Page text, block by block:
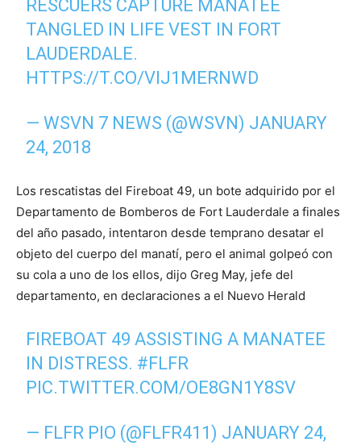
RESCUERS CAPTURE MANATEE
TANGLED IN LIFE VEST IN FORT
LAUDERDALE.
HTTPS://T.CO/VIJ1MERNWD
— WSVN 7 NEWS (@WSVN) JANUARY
24, 2018
Los rescatistas del Fireboat 49, un bote adquirido por el
Departamento de Bomberos de Fort Lauderdale a finales
del año pasado, intentaron desde temprano desatar el
objeto del cuerpo del manatí, pero el animal golpeó con
su cola a uno de los ellos, dijo Greg May, jefe del
departamento, en declaraciones a el Nuevo Herald
FIREBOAT 49 ASSISTING A MANATEE
IN DISTRESS. #FLFR
PIC.TWITTER.COM/OE8GN1Y8SV
— FLFR PIO (@FLFR411) JANUARY 24,